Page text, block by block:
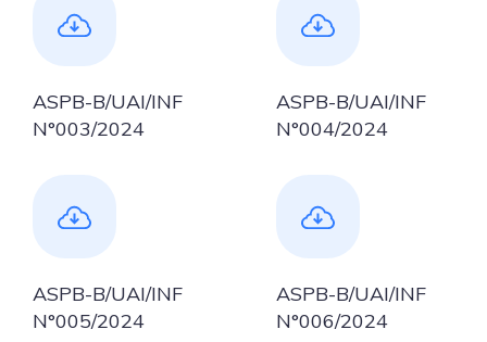
ASPB-B/UAI/INF
N°003/2024
ASPB-B/UAI/INF
N°004/2024
ASPB-B/UAI/INF
N°005/2024
ASPB-B/UAI/INF
N°006/2024